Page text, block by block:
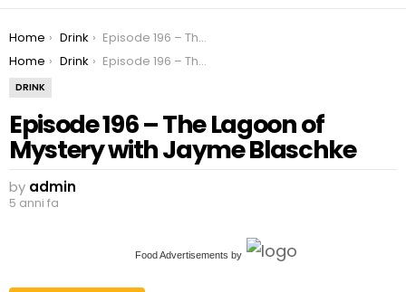
You are here:
Home Drink
Episode 196 – The Lagoon of Mystery with Jayme Blaschke
You are here:
Home Drink Episode 196 – The Lagoon of Mystery with Jayme Blaschke
DRINK
Episode 196 – The Lagoon of
Mystery with Jayme Blaschke
by admin
5 anni fa
Food Advertisements by